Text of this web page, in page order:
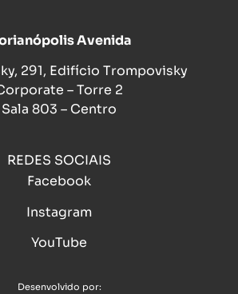
Avenida
291, Edifício Trompovisky
– Torre 2
Sala 803 – Centro
REDES SOCIAIS
Facebook
Instagram
YouTube
Desenvolvido por: